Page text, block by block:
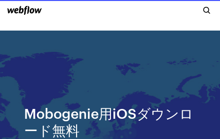
Mobogenie用iOSダウンロ
ード無料